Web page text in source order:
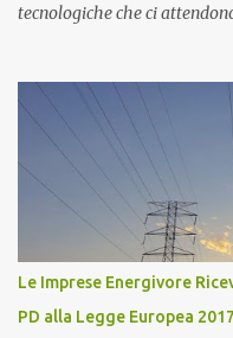
tecnologiche che ci
Tecnologiche che vedremo
attendere qualche anno in
per fantasticare e
Lunare Giapponese I
all'avanguardia
robotica. E' in programma
base lunare robotica
nessun paese al Mondo al
realizzare una impresa
Le Imprese Energivore
PD alla Legge Europea 2017